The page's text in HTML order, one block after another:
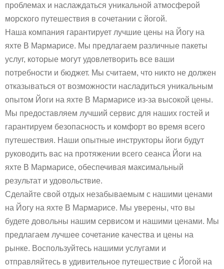
проблемах и наслаждаться уникальной атмосферой
морского путешествия в сочетании с йогой.
Наша компания гарантирует лучшие цены на Йогу на
яхте В Мармарисе. Мы предлагаем различные пакеты
услуг, которые могут удовлетворить все ваши
потребности и бюджет. Мы считаем, что никто не должен
отказываться от возможности насладиться уникальным
опытом Йоги на яхте В Мармарисе из-за высокой цены.
Мы предоставляем лучший сервис для наших гостей и
гарантируем безопасность и комфорт во время всего
путешествия. Наши опытные инструкторы йоги будут
руководить вас на протяжении всего сеанса Йоги на
яхте В Мармарисе, обеспечивая максимальный
результат и удовольствие.
Сделайте свой отдых незабываемым с нашими ценами
на Йогу на яхте В Мармарисе. Мы уверены, что вы
будете довольны нашим сервисом и нашими ценами. Мы
предлагаем лучшее сочетание качества и цены на
рынке. Воспользуйтесь нашими услугами и
отправляйтесь в удивительное путешествие с Йогой на